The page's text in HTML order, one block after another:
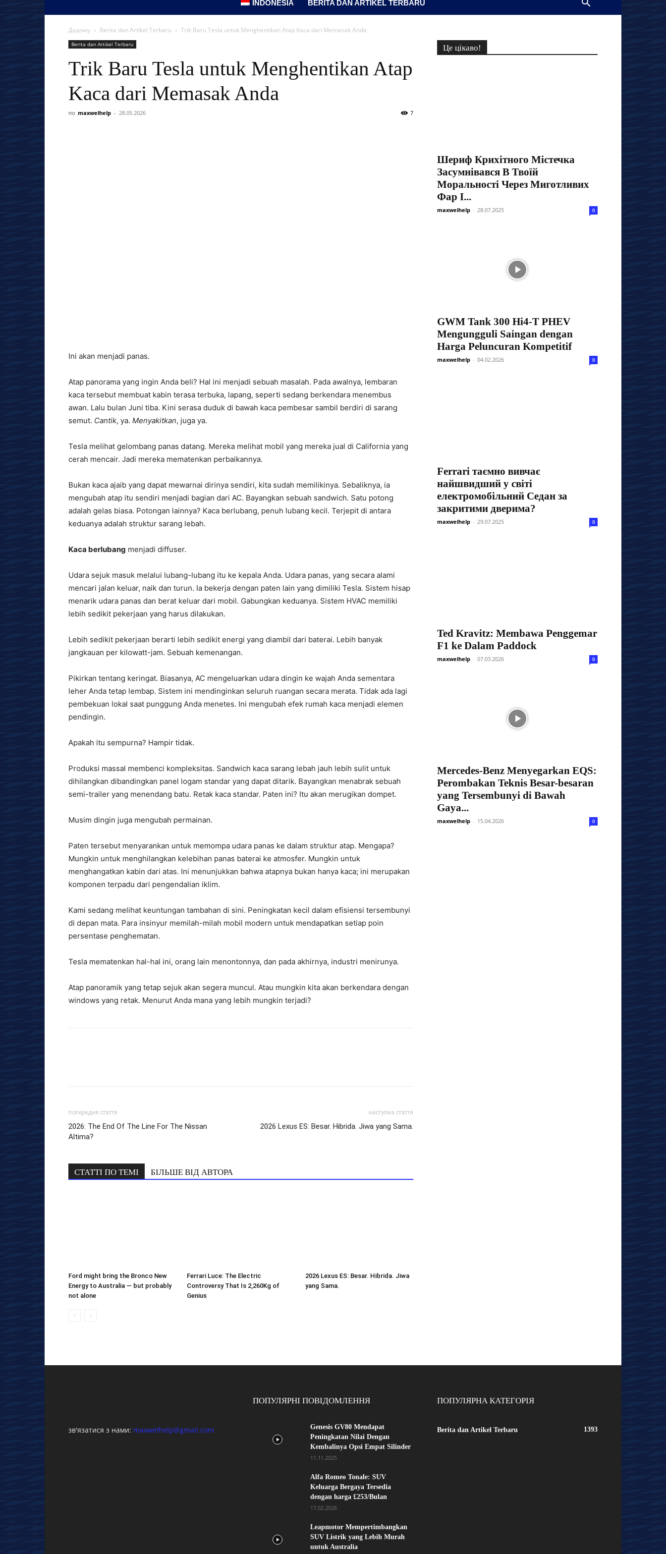
INDONESIA BERITA DAN ARTIKEL TERBARU
Додому Berita dan Artikel Terbaru Trik Baru Tesla untuk Menghentikan Atap Kaca dari Memasak Anda
Berita dan Artikel Terbaru
Trik Baru Tesla untuk Menghentikan Atap
Kaca dari Memasak Anda
по maxwelhelp - 28.05.2026 7
Ini akan menjadi panas.
Atap panorama yang ingin Anda beli? Hal ini menjadi sebuah masalah. Pada awalnya, lembaran
kaca tersebut membuat kabin terasa terbuka, lapang, seperti sedang berkendara menembus
awan. Lalu bulan Juni tiba. Kini serasa duduk di bawah kaca pembesar sambil berdiri di sarang
semut. Cantik, ya. Menyakitkan, juga ya.
Tesla melihat gelombang panas datang. Mereka melihat mobil yang mereka jual di California yang
cerah mencair. Jadi mereka mematenkan perbaikannya.
Bukan kaca ajaib yang dapat mewarnai dirinya sendiri, kita sudah memilikinya. Sebaliknya, ia
mengubah atap itu sendiri menjadi bagian dari AC. Bayangkan sebuah sandwich. Satu potong
adalah gelas biasa. Potongan lainnya? Kaca berlubang, penuh lubang kecil. Terjepit di antara
keduanya adalah struktur sarang lebah.
Kaca berlubang menjadi diffuser.
Udara sejuk masuk melalui lubang-lubang itu ke kepala Anda. Udara panas, yang secara alami
mencari jalan keluar, naik dan turun. Ia bekerja dengan paten lain yang dimiliki Tesla. Sistem hisap
menarik udara panas dan berat keluar dari mobil. Gabungkan keduanya. Sistem HVAC memiliki
lebih sedikit pekerjaan yang harus dilakukan.
Lebih sedikit pekerjaan berarti lebih sedikit energi yang diambil dari baterai. Lebih banyak
jangkauan per kilowatt-jam. Sebuah kemenangan.
Pikirkan tentang keringat. Biasanya, AC mengeluarkan udara dingin ke wajah Anda sementara
leher Anda tetap lembap. Sistem ini mendinginkan seluruh ruangan secara merata. Tidak ada lagi
pembekuan lokal saat punggung Anda menetes. Ini mengubah efek rumah kaca menjadi elemen
pendingin.
Apakah itu sempurna? Hampir tidak.
Produksi massal membenci kompleksitas. Sandwich kaca sarang lebah jauh lebih sulit untuk
dihilangkan dibandingkan panel logam standar yang dapat ditarik. Bayangkan menabrak sebuah
semi-trailer yang menendang batu. Retak kaca standar. Paten ini? Itu akan merugikan dompet.
Musim dingin juga mengubah permainan.
Paten tersebut menyarankan untuk memompa udara panas ke dalam struktur atap. Mengapa?
Mungkin untuk menghilangkan kelebihan panas baterai ke atmosfer. Mungkin untuk
menghangatkan kabin dari atas. Ini menunjukkan bahwa atapnya bukan hanya kaca; ini merupakan
komponen terpadu dari pengendalian iklim.
Kami sedang melihat keuntungan tambahan di sini. Peningkatan kecil dalam efisiensi tersembunyi
di depan mata. Para insinyur memilah-milah mobil modern untuk mendapatkan setiap poin
persentase penghematan.
Tesla mematenkan hal-hal ini, orang lain menontonnya, dan pada akhirnya, industri menirunya.
Atap panoramik yang tetap sejuk akan segera muncul. Atau mungkin kita akan berkendara dengan
windows yang retak. Menurut Anda mana yang lebih mungkin terjadi?
попередня стаття
2026: The End Of The Line For The Nissan
Altima?
наступна стаття
2026 Lexus ES: Besar. Hibrida. Jiwa yang Sama.
СТАТТІ ПО ТЕМІ БІЛЬШЕ ВІД АВТОРА
Ford might bring the Bronco New
Energy to Australia — but probably
not alone
Ferrari Luce: The Electric
Controversy That Is 2,260Kg of
Genius
2026 Lexus ES: Besar. Hibrida. Jiwa
yang Sama.
Це цікаво!
Шериф Крихітного Містечка
Засумнівався В Твоїй
Моральності Через Миготливих
Фар І...
maxwelhelp - 28.07.2025 0
GWM Tank 300 Hi4-T PHEV
Mengungguli Saingan dengan
Harga Peluncuran Kompetitif
maxwelhelp - 04.02.2026 0
Ferrari таємно вивчає
найшвидший у світі
електромобільний Седан за
закритими дверима?
maxwelhelp - 29.07.2025 0
Ted Kravitz: Membawa Penggemar
F1 ke Dalam Paddock
maxwelhelp - 07.03.2026 0
Mercedes-Benz Menyegarkan EQS:
Perombakan Teknis Besar-besaran
yang Tersembunyi di Bawah
Gaya...
maxwelhelp - 15.04.2026 0
зв'язатися з нами: maxwelhelp@gmail.com
ПОПУЛЯРНІ ПОВІДОМЛЕННЯ
Genesis GV80 Mendapat
Peningkatan Nilai Dengan
Kembalinya Opsi Empat Silinder
11.11.2025
Alfa Romeo Tonale: SUV
Keluarga Bergaya Tersedia
dengan harga £253/Bulan
17.02.2026
Leapmotor Mempertimbangkan
SUV Listrik yang Lebih Murah
untuk Australia
ПОПУЛЯРНА КАТЕГОРІЯ
Berita dan Artikel Terbaru 1393